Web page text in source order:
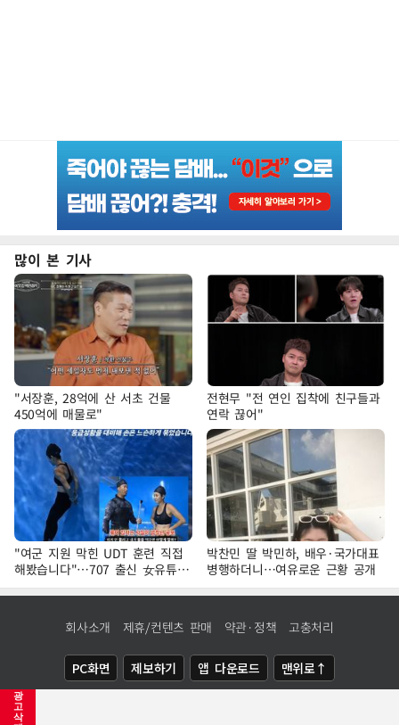
광
고
삭
많이 본 기사
"서장훈, 28억에 산 서초 건물
450억에 매물로"
전현무 "전 연인 집착에 친구들과
연락 끊어"
"여군 지원 막힌 UDT 훈련 직접
해봤습니다"…707 출신 女유튜버
'완벽 소화'
박찬민 딸 박민하, 배우·국가대표
병행하더니…여유로운 근황 공개
회사소개 제휴/컨텐츠 판매 약관·정책 고충처리
PC화면 제보하기 앱 다운로드 맨위로↑